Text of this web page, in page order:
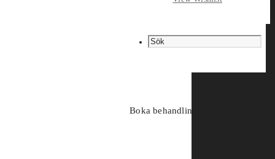
Boka behandling